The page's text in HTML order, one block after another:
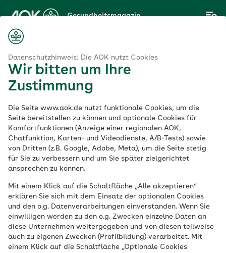
Datenschutzhinweis: Die AOK nutzt Cookies
Wir bitten um Ihre
Zustimmung
Die Seite www.aok.de nutzt funktionale Cookies, um die
Seite bereitstellen zu können und optionale Cookies für
Komfortfunktionen (Anzeige einer regionalen AOK,
Chatfunktion, Karten- und Videodienste, A/B-Tests) sowie
von Dritten (z.B. Google, Adobe, Meta), um die Seite stetig
für Sie zu verbessern und um Sie später zielgerichtet
ansprechen zu können.
Mit einem Klick auf die Schaltfläche „Alle akzeptieren“
erklären Sie sich mit dem Einsatz der optionalen Cookies
und den o.g. Datenverarbeitungen einverstanden. Wenn Sie
einwilligen werden zu den o.g. Zwecken einzelne Daten an
diese Unternehmen weitergegeben und von diesen teilweise
auch zu eigenen Zwecken (Profilbildung) verarbeitet. Mit
einem Klick auf die Schaltfläche „Optionale Cookies
Hauptinhalt
springen
Gesundheitsmagazin
Mit dem Rauchen in
der Schwangerschaft
aufhören
Veröffentlicht am:
18.08.2022 6 Minuten Lesedauer
Viele Frauen, die schwanger sind oder es
werden möchten, hören auf zu rauchen.